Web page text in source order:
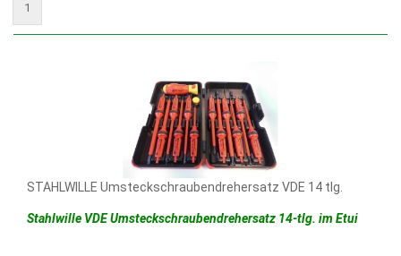
1
STAHLWILLE Umsteckschraubendrehersatz VDE 14 tlg.
Stahlwille VDE Umsteckschraubendrehersatz 14-tlg. im Etui